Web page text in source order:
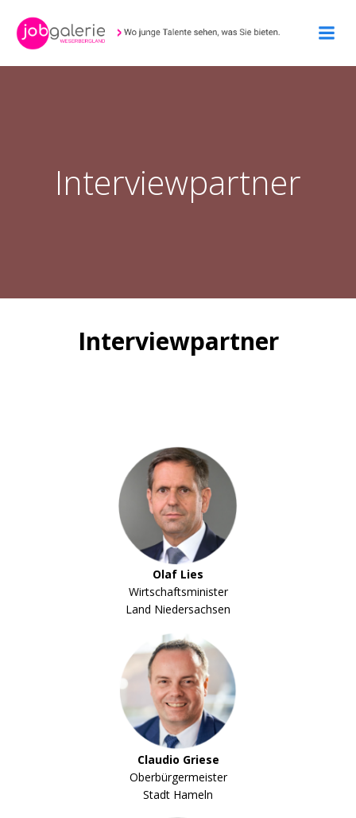
Inhalt
Interviewpartner
Interviewpartner
Olaf Lies
Wirtschaftsminister
Land Niedersachsen
Claudio Griese
Oberbürgermeister
Stadt Hameln